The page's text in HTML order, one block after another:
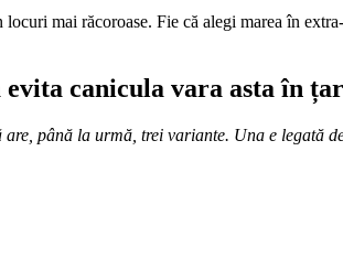
mai răcoroase. Fie că alegi marea în
canicula vara asta în
are, până la urmă, trei variante. Una e legată